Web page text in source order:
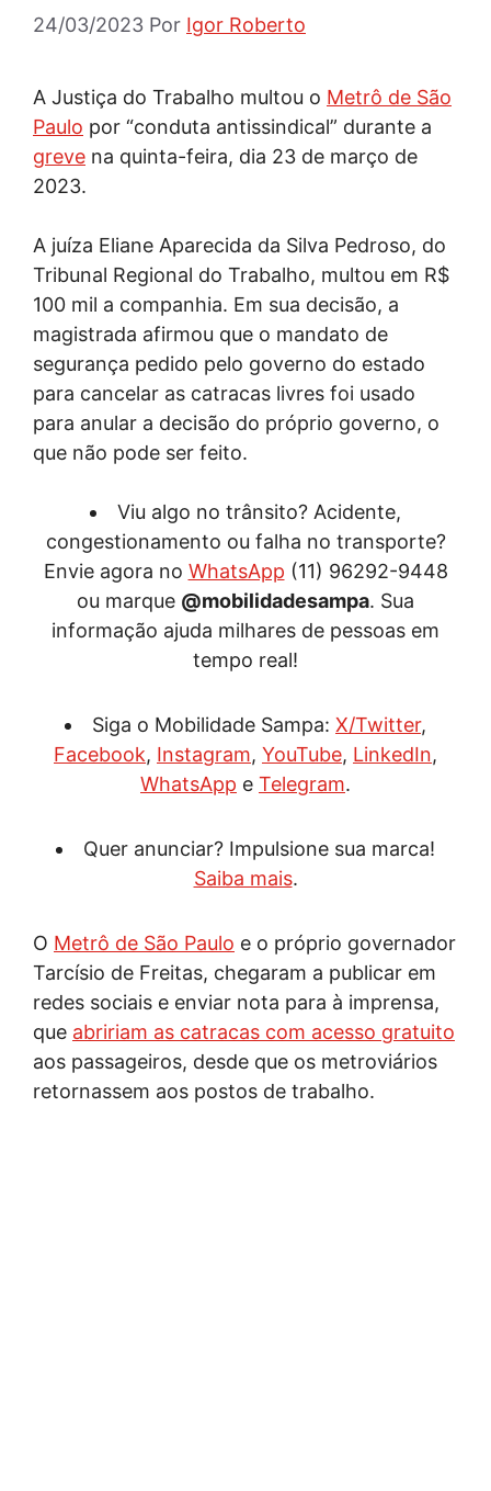
24/03/2023 Por Igor Roberto
A Justiça do Trabalho multou o Metrô de São
Paulo por “conduta antissindical” durante a
greve na quinta-feira, dia 23 de março de
2023.
A juíza Eliane Aparecida da Silva Pedroso, do
Tribunal Regional do Trabalho, multou em R$
100 mil a companhia. Em sua decisão, a
magistrada afirmou que o mandato de
segurança pedido pelo governo do estado
para cancelar as catracas livres foi usado
para anular a decisão do próprio governo, o
que não pode ser feito.
Viu algo no trânsito? Acidente,
congestionamento ou falha no transporte?
Envie agora no WhatsApp (11) 96292-9448
ou marque @mobilidadesampa. Sua
informação ajuda milhares de pessoas em
tempo real!
Siga o Mobilidade Sampa: X/Twitter,
Facebook, Instagram, YouTube, LinkedIn,
WhatsApp e Telegram.
Quer anunciar? Impulsione sua marca!
Saiba mais.
O Metrô de São Paulo e o próprio governador
Tarcísio de Freitas, chegaram a publicar em
redes sociais e enviar nota para à imprensa,
que abririam as catracas com acesso gratuito
aos passageiros, desde que os metroviários
retornassem aos postos de trabalho.